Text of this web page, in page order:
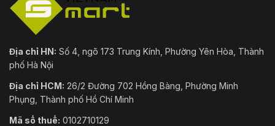
Địa chỉ HN: Số 4, ngõ 173 Trung Kính, Phường Yên Hòa, Thành
phố Hà Nội
Địa chỉ HCM: 26/2 Đường 702 Hồng Bàng, Phường Minh
Phụng, Thành phố Hồ Chí Minh
Mã số thuế: 0102710129